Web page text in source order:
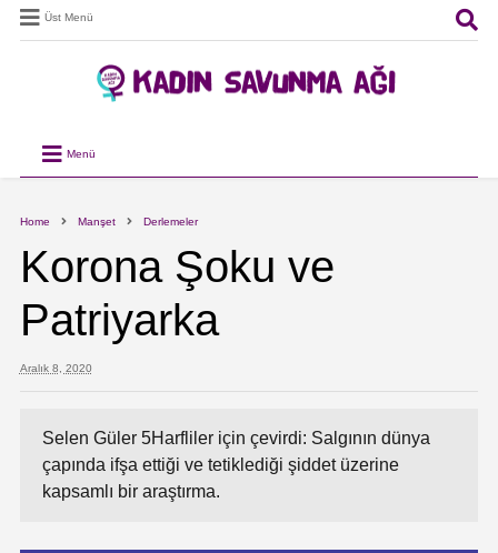
Üst Menü
Menü
Home Manşet Derlemeler
Korona Şoku ve
Patriyarka
Aralık 8, 2020
Selen Güler 5Harfliler için çevirdi: Salgının dünya
çapında ifşa ettiği ve tetiklediği şiddet üzerine
kapsamlı bir araştırma.